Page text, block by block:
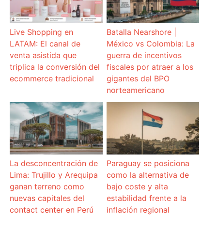
Live Shopping en
LATAM: El canal de
venta asistida que
triplica la conversión del
ecommerce tradicional
Batalla Nearshore |
México vs Colombia: La
guerra de incentivos
fiscales por atraer a los
gigantes del BPO
norteamericano
La desconcentración de
Lima: Trujillo y Arequipa
ganan terreno como
nuevas capitales del
contact center en Perú
Paraguay se posiciona
como la alternativa de
bajo coste y alta
estabilidad frente a la
inflación regional